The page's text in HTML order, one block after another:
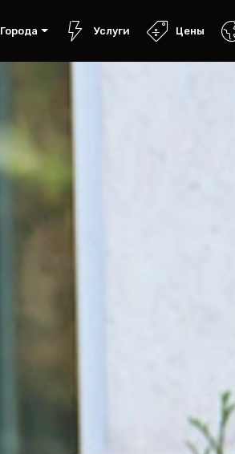
Города Услуги Цены